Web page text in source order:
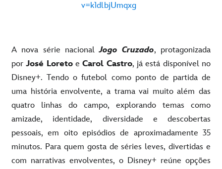
v=k1dlbjUmqxg
A nova série nacionalJogo Cruzado, protagonizada
porJosé LoretoeCarol Castro, já está disponível no
Disney+. Tendo o futebol como ponto de partida de
uma história envolvente, a trama vai muito além das
quatro linhas do campo, explorando temas como
amizade, identidade, diversidade e descobertas
pessoais, em oito episódios de aproximadamente 35
minutos. Para quem gosta de séries leves, divertidas e
com narrativas envolventes, o Disney+ reúne opções